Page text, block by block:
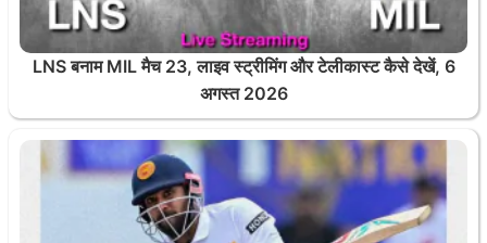
LNS बनाम MIL मैच 23, लाइव स्ट्रीमिंग और टेलीकास्ट कैसे देखें, 6
अगस्त 2026